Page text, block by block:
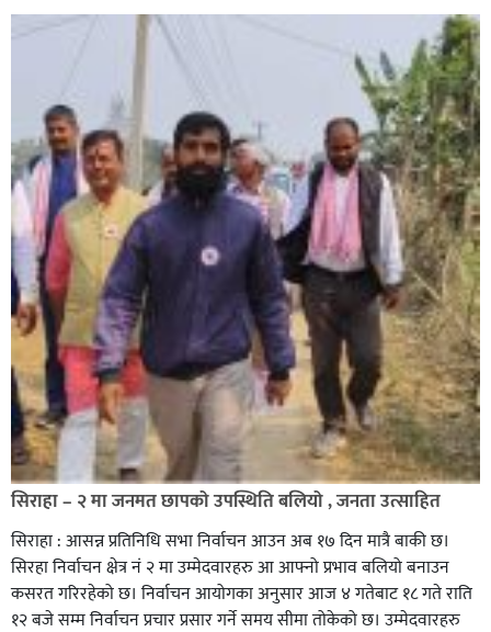
सिराहाको औरहीमा जेन-जी भेला सम्पन्न
सिराहा – २ मा जनमत छापको उपस्थिति बलियो , जनता उत्साहित
सिराहा : आसन्न प्रतिनिधि सभा निर्वाचन आउन अब १७ दिन मात्रै बाकी छ।
सिरहा निर्वाचन क्षेत्र नं २ मा उम्मेदवारहरु आ आफ्नो प्रभाव बलियो बनाउन
कसरत गरिरहेको छ। निर्वाचन आयोगका अनुसार आज ४ गतेबाट १८ गते राति
१२ बजे सम्म निर्वाचन प्रचार प्रसार गर्ने समय सीमा तोकेको छ। उम्मेदवारहरु